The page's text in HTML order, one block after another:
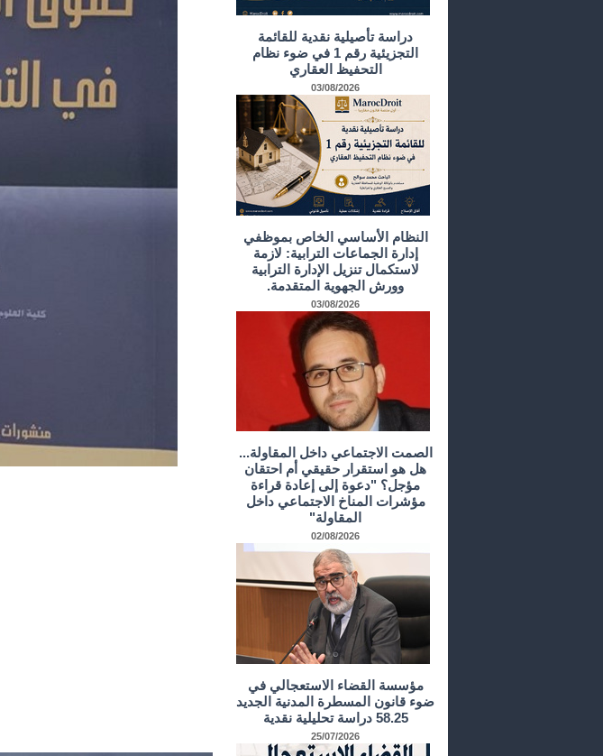
دراسة تأصيلية نقدية للقائمة
التجزيئية رقم 1 في ضوء نظام
التحفيظ العقاري
03/08/2026
النظام الأساسي الخاص بموظفي
إدارة الجماعات الترابية: لازمة
لاستكمال تنزيل الإدارة الترابية
وورش الجهوية المتقدمة.
03/08/2026
الصمت الاجتماعي داخل المقاولة...
هل هو استقرار حقيقي أم احتقان
مؤجل؟ "دعوة إلى إعادة قراءة
مؤشرات المناخ الاجتماعي داخل
المقاولة"
02/08/2026
مؤسسة القضاء الاستعجالي في
ضوء قانون المسطرة المدنية الجديد
58.25 دراسة تحليلية نقدية
25/07/2026